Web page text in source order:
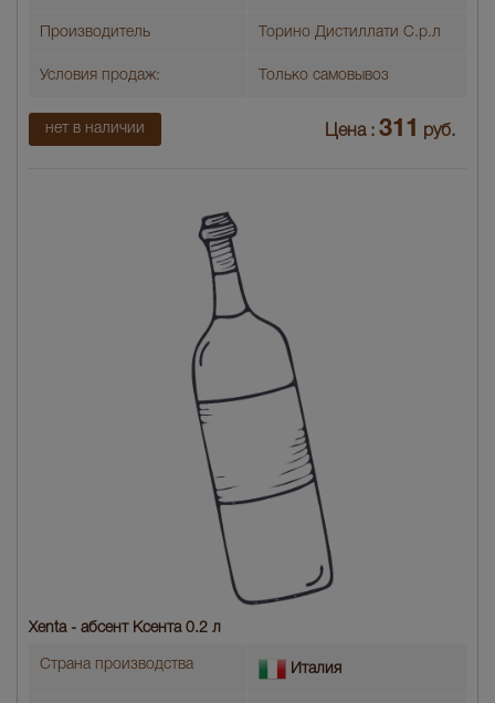
Производитель Торино Дистиллати С.р.л
Условия продаж: Только самовывоз
нет в наличии Цена : 311 руб.
Xenta - абсент Ксента 0.2 л
Страна производства Италия